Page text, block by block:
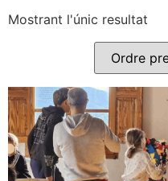
Mostrant l'únic resultat